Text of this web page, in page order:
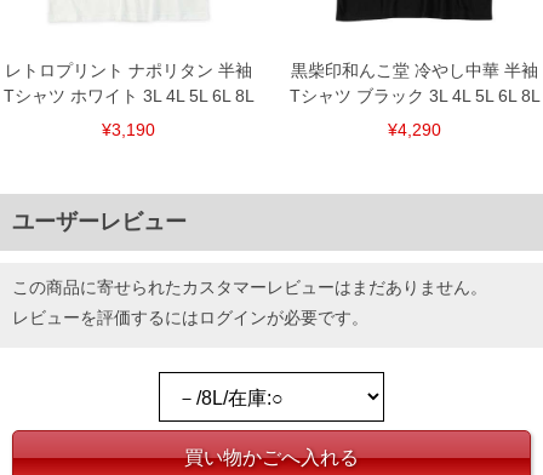
レトロプリント ナポリタン 半袖
Tシャツ ホワイト 3L 4L 5L 6L 8L
¥3,190
黒柴印和んこ堂 冷やし中華 半袖
Tシャツ ブラック 3L 4L 5L 6L 8L
¥4,290
ユーザーレビュー
この商品に寄せられたカスタマーレビューはまだありません。
レビューを評価するにはログインが必要です。